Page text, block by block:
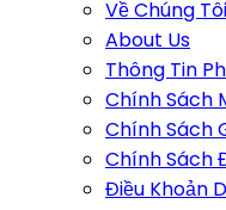
Về Chúng Tôi
About Us
Thông Tin
Chính Sách
Chính Sách
Chính Sách
Điều Khoản